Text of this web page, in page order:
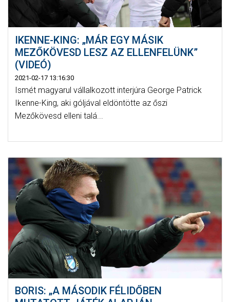
IKENNE-KING: „MÁR EGY MÁSIK
MEZŐKÖVESD LESZ AZ ELLENFELÜNK”
(VIDEÓ)
2021-02-17 13:16:30
Ismét magyarul vállalkozott interjúra George Patrick
Ikenne-King, aki góljával eldöntötte az őszi
Mezőkövesd elleni talá...
BORIS: „A MÁSODIK FÉLIDŐBEN